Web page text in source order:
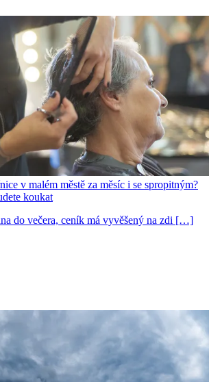
v malém městě za měsíc i se spropitným?
koukat
do večera, ceník má vyvěšený na zdi […]